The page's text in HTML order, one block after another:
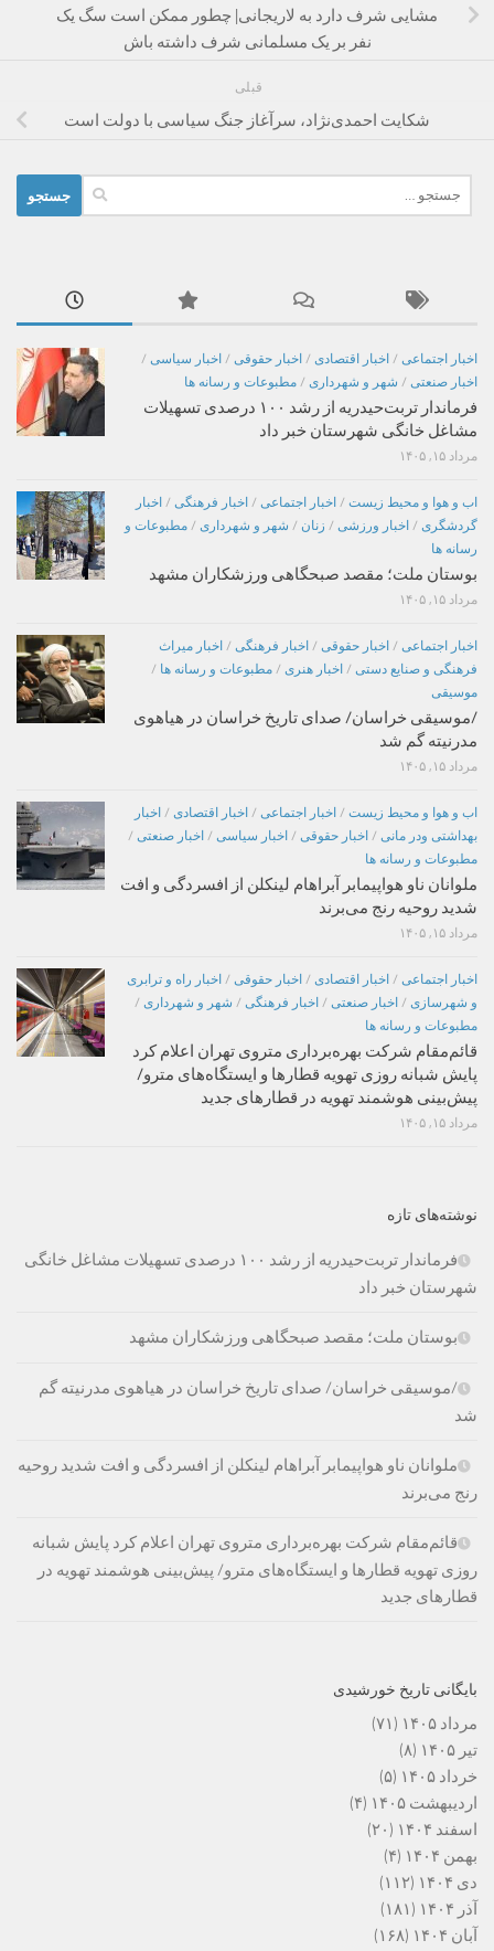
مشایی شرف دارد به لاریجانی| چطور ممکن است سگ یک
نفر بر یک مسلمانی شرف داشته باش
قبلی
شکایت احمدی‌نژاد، سرآغاز جنگ سیاسی با دولت است
برای:
اخبار اجتماعی / اخبار اقتصادی / اخبار حقوقی / اخبار سیاسی /
اخبار صنعتی / شهر و شهرداری / مطبوعات و رسانه ها
فرماندار تربت‌حیدریه از رشد ۱۰۰ درصدی تسهیلات
مشاغل خانگی شهرستان خبر داد
مرداد ۱۵, ۱۴۰۵
اب و هوا و محیط زیست / اخبار اجتماعی / اخبار فرهنگی / اخبار
گردشگری / اخبار ورزشی / زنان / شهر و شهرداری / مطبوعات و
رسانه ها
بوستان ملت؛ مقصد صبحگاهی ورزشکاران مشهد
مرداد ۱۵, ۱۴۰۵
اخبار اجتماعی / اخبار حقوقی / اخبار فرهنگی / اخبار میراث
فرهنگی و صنایع دستی / اخبار هنری / مطبوعات و رسانه ها /
موسیقی
/موسیقی خراسان/ صدای تاریخ خراسان در هیاهوی
مدرنیته گم شد
مرداد ۱۵, ۱۴۰۵
اب و هوا و محیط زیست / اخبار اجتماعی / اخبار اقتصادی / اخبار
بهداشتی ودر مانی / اخبار حقوقی / اخبار سیاسی / اخبار صنعتی /
مطبوعات و رسانه ها
ملوانان ناو هواپیمابر آبراهام لینکلن از افسردگی و افت
شدید روحیه رنج می‌برند
مرداد ۱۵, ۱۴۰۵
اخبار اجتماعی / اخبار اقتصادی / اخبار حقوقی / اخبار راه و ترابری
و شهرسازی / اخبار صنعتی / اخبار فرهنگی / شهر و شهرداری /
مطبوعات و رسانه ها
قائم‌مقام شرکت بهره‌برداری متروی تهران اعلام کرد
پایش شبانه روزی تهویه قطارها و ایستگاه‌های مترو/
پیش‌بینی هوشمند تهویه در قطارهای جدید
مرداد ۱۵, ۱۴۰۵
نوشته‌های تازه
فرماندار تربت‌حیدریه از رشد ۱۰۰ درصدی تسهیلات مشاغل خانگی
شهرستان خبر داد
بوستان ملت؛ مقصد صبحگاهی ورزشکاران مشهد
/موسیقی خراسان/ صدای تاریخ خراسان در هیاهوی مدرنیته گم
شد
ملوانان ناو هواپیمابر آبراهام لینکلن از افسردگی و افت شدید روحیه
رنج می‌برند
قائم‌مقام شرکت بهره‌برداری متروی تهران اعلام کرد پایش شبانه
روزی تهویه قطارها و ایستگاه‌های مترو/ پیش‌بینی هوشمند تهویه در
قطارهای جدید
بایگانی تاریخ خورشیدی
مرداد ۱۴۰۵
(۷۱)
تیر ۱۴۰۵
(۸)
خرداد ۱۴۰۵
(۵)
اردیبهشت ۱۴۰۵
(۴)
اسفند ۱۴۰۴
(۲۰)
بهمن ۱۴۰۴
(۴)
دی ۱۴۰۴
(۱۱۲)
آذر ۱۴۰۴
(۱۸۱)
آبان ۱۴۰۴
(۱۶۸)